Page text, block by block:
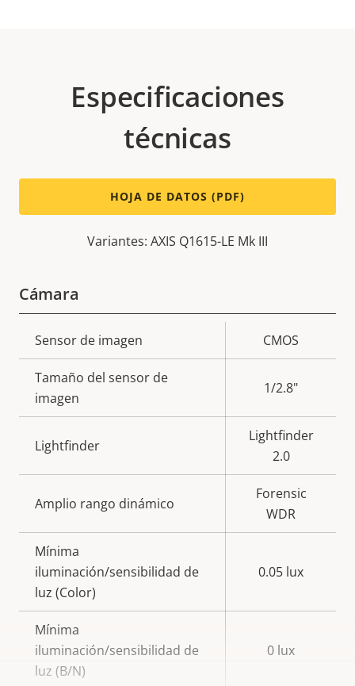
Especificaciones
técnicas
HOJA DE DATOS (PDF)
Variantes: AXIS Q1615-LE Mk III
Cámara
Descripción
de
propiedad
la
propiedad
Sensor de imagen CMOS
Tamaño del sensor de
imagen
1/2.8"
Lightfinder
Lightfinder
2.0
Amplio rango dinámico
Forensic
WDR
Mínima
iluminación/sensibilidad de
luz (Color)
0.05 lux
Mínima
iluminación/sensibilidad de
luz (B/N)
0 lux